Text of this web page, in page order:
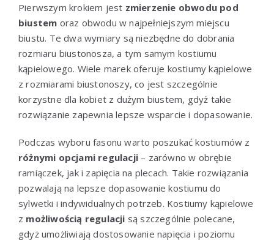
Pierwszym krokiem jest zmierzenie obwodu pod
biustem oraz obwodu w najpełniejszym miejscu
biustu. Te dwa wymiary są niezbędne do dobrania
rozmiaru biustonosza, a tym samym kostiumu
kąpielowego. Wiele marek oferuje kostiumy kąpielowe
z rozmiarami biustonoszy, co jest szczególnie
korzystne dla kobiet z dużym biustem, gdyż takie
rozwiązanie zapewnia lepsze wsparcie i dopasowanie.
Podczas wyboru fasonu warto poszukać kostiumów z
różnymi opcjami regulacji – zarówno w obrębie
ramiączek, jak i zapięcia na plecach. Takie rozwiązania
pozwalają na lepsze dopasowanie kostiumu do
sylwetki i indywidualnych potrzeb. Kostiumy kąpielowe
z możliwością regulacji są szczególnie polecane,
gdyż umożliwiają dostosowanie napięcia i poziomu